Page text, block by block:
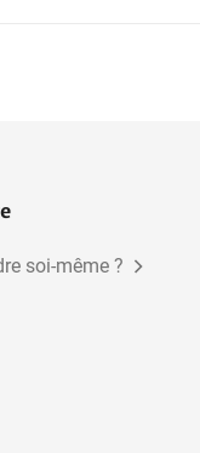
soi-même ?